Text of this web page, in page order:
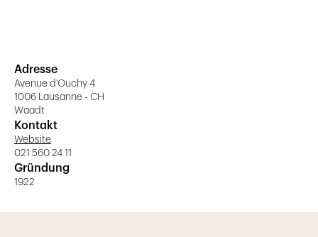
Adresse
Avenue d'Ouchy 4
1006 Lausanne - CH
Waadt
Kontakt
Website
021 560 24 11
Gründung
1922